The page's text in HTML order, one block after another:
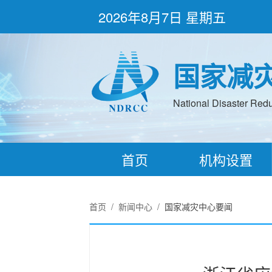
2026年8月7日 星期五
国家减
National Disaster
首页 机构设置
首页 / 新闻中心/ 国家减灾中心要闻